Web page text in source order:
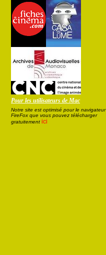
Pour les utilisateurs de Mac
Notre site est optimisé pour le navigateur
FireFox que vous pouvez télécharger
gratuitement ici